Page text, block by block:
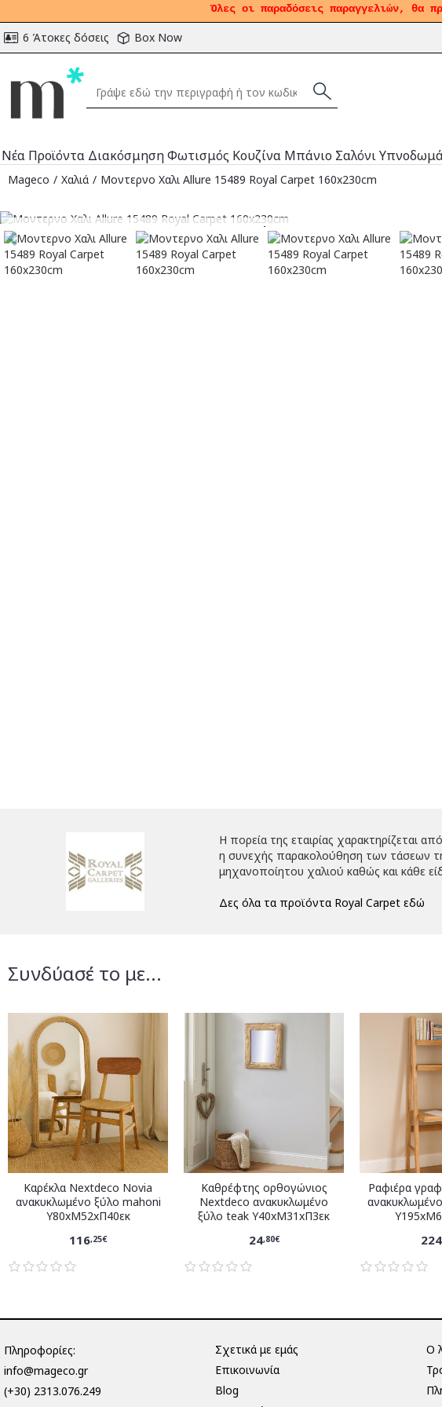
Όλες οι παραδόσεις παραγγελιών, θα
6 Άτοκες δόσεις Box Now
Νέα Προϊόντα ΔιακόσμησηΦωτισμός Κουζίνα Μπάνιο Σαλόνι
Mageco Χαλιά Μοντερνο Χαλι Allure 15489 Royal Carpet 160x230cm
Αναμένεται
Η πορεία της εταιρίας χαρακτηρίζεται
η συνεχής παρακολούθηση των τάσεων
μηχανοποίητου χαλιού καθώς και κάθε
Δες όλα τα προϊόντα Royal Carpet εδώ
Συνδύασέ το με...
Καρέκλα Nextdeco Novia
ανακυκλωμένο ξύλο mahoni
Υ80xM52xΠ40εκ
116,25€
Καθρέφτης ορθογώνιος
Nextdeco ανακυκλωμένο
ξύλο teak Υ40xM31xΠ3εκ
24,80€
Ραφιέρα
224
Πληροφορίες:
info@mageco.gr
(+30) 2313.076.249
Σχετικά με εμάς
Επικοινωνία
Blog
Ο